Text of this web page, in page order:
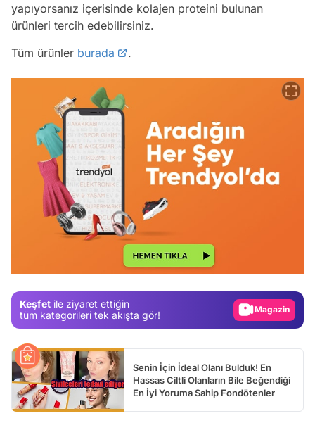
yapıyorsanız içerisinde kolajen proteini bulunan
ürünleri tercih edebilirsiniz.
Tüm ürünler burada .
Keşfet ile ziyaret ettiğin
tüm kategorileri tek akışta gör!
Video
Senin İçin İdeal Olanı Bulduk! En
Hassas Ciltli Olanların Bile Beğendiği
En İyi Yoruma Sahip Fondötenler